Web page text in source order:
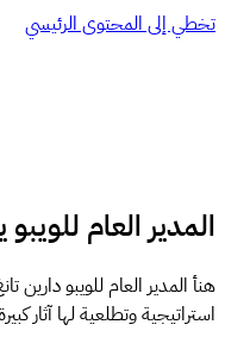
تخطي إلى المحتوى الرئيسي
المدير العام
هنأ المدير العام للويبو
استراتيجية وتطلعية لها آثار